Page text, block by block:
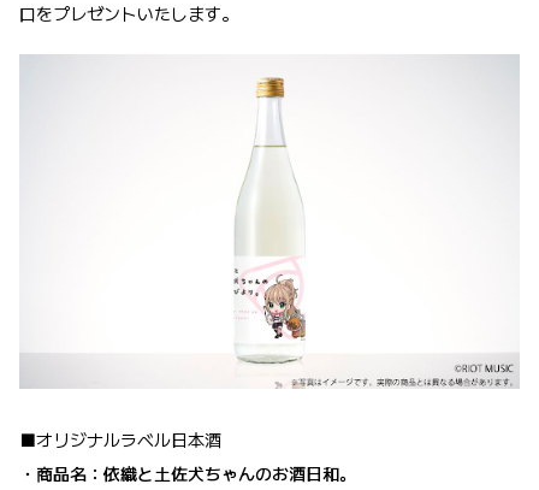
口をプレゼントいたします。
■オリジナルラベル日本酒
・商品名：依織と土佐犬ちゃんのお酒日和。